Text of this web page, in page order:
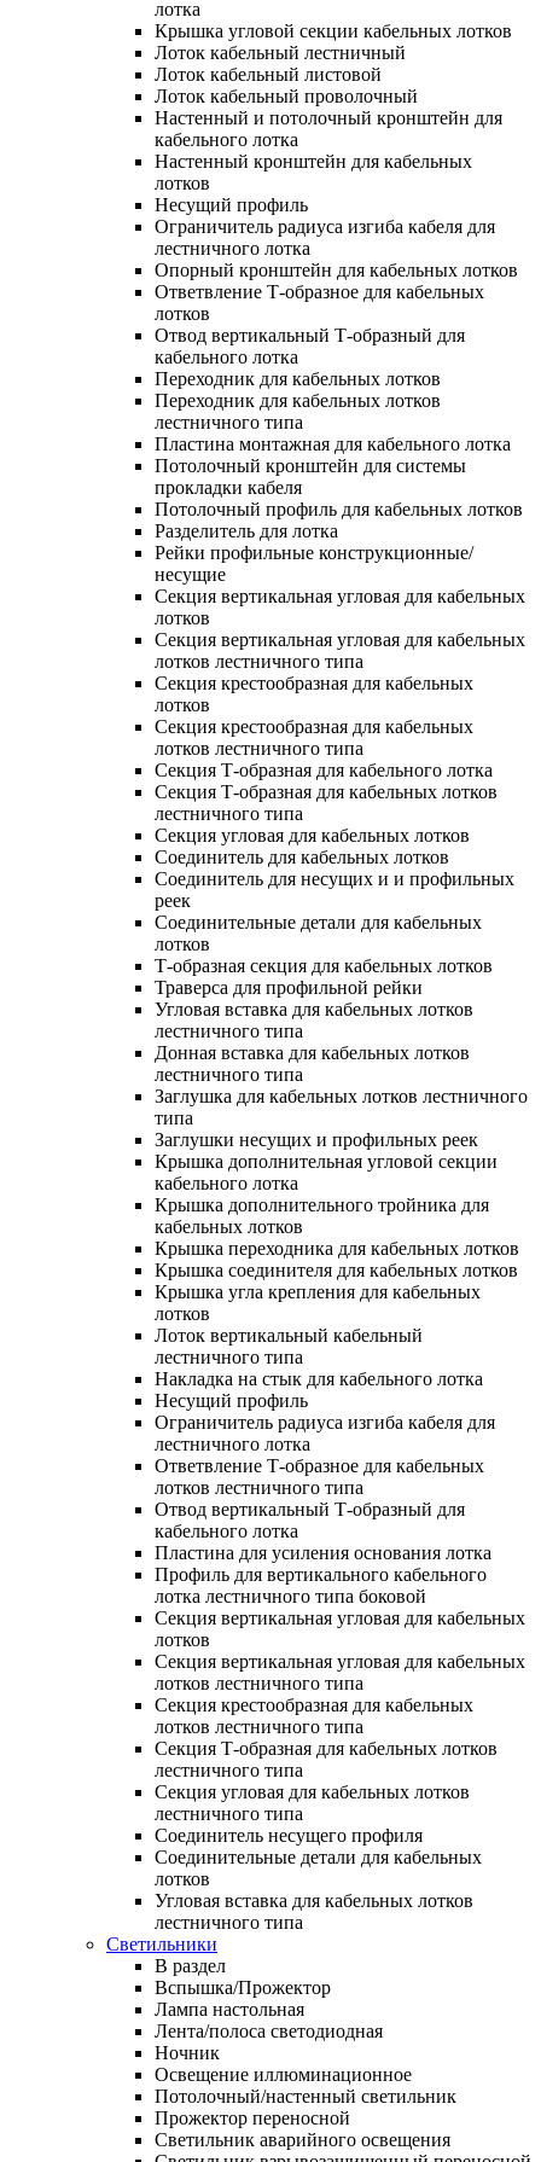
лотка
Крышка угловой секции кабельных лотков
Лоток кабельный лестничный
Лоток кабельный листовой
Лоток кабельный проволочный
Настенный и потолочный кронштейн для
кабельного лотка
Настенный кронштейн для кабельных
лотков
Несущий профиль
Ограничитель радиуса изгиба кабеля для
лестничного лотка
Опорный кронштейн для кабельных лотков
Ответвление Т-образное для кабельных
лотков
Отвод вертикальный Т-образный для
кабельного лотка
Переходник для кабельных лотков
Переходник для кабельных лотков
лестничного типа
Пластина монтажная для кабельного лотка
Потолочный кронштейн для системы
прокладки кабеля
Потолочный профиль для кабельных лотков
Разделитель для лотка
Рейки профильные конструкционные/
несущие
Секция вертикальная угловая для кабельных
лотков
Секция вертикальная угловая для кабельных
лотков лестничного типа
Секция крестообразная для кабельных
лотков
Секция крестообразная для кабельных
лотков лестничного типа
Секция Т-образная для кабельного лотка
Секция Т-образная для кабельных лотков
лестничного типа
Секция угловая для кабельных лотков
Соединитель для кабельных лотков
Соединитель для несущих и и профильных
реек
Соединительные детали для кабельных
лотков
Т-образная секция для кабельных лотков
Траверса для профильной рейки
Угловая вставка для кабельных лотков
лестничного типа
Донная вставка для кабельных лотков
лестничного типа
Заглушка для кабельных лотков лестничного
типа
Заглушки несущих и профильных реек
Крышка дополнительная угловой секции
кабельного лотка
Крышка дополнительного тройника для
кабельных лотков
Крышка переходника для кабельных лотков
Крышка соединителя для кабельных лотков
Крышка угла крепления для кабельных
лотков
Лоток вертикальный кабельный
лестничного типа
Накладка на стык для кабельного лотка
Несущий профиль
Ограничитель радиуса изгиба кабеля для
лестничного лотка
Ответвление Т-образное для кабельных
лотков лестничного типа
Отвод вертикальный Т-образный для
кабельного лотка
Пластина для усиления основания лотка
Профиль для вертикального кабельного
лотка лестничного типа боковой
Секция вертикальная угловая для кабельных
лотков
Секция вертикальная угловая для кабельных
лотков лестничного типа
Секция крестообразная для кабельных
лотков лестничного типа
Секция Т-образная для кабельных лотков
лестничного типа
Секция угловая для кабельных лотков
лестничного типа
Соединитель несущего профиля
Соединительные детали для кабельных
лотков
Угловая вставка для кабельных лотков
лестничного типа
Светильники
В раздел
Вспышка/Прожектор
Лампа настольная
Лента/полоса светодиодная
Ночник
Освещение иллюминационное
Потолочный/настенный светильник
Прожектор переносной
Светильник аварийного освещения